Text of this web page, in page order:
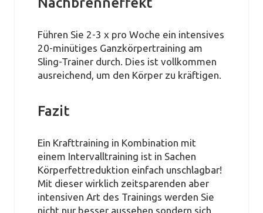
Führen Sie 2-3 x pro Woche ein intensives
20-minütiges Ganzkörpertraining am
Sling-Trainer durch. Dies ist vollkommen
ausreichend, um den Körper zu kräftigen.
Fazit
Ein Krafttraining in Kombination mit
einem Intervalltraining ist in Sachen
Körperfettreduktion einfach unschlagbar!
Mit dieser wirklich zeitsparenden aber
intensiven Art des Trainings werden Sie
nicht nur besser aussehen sondern sich